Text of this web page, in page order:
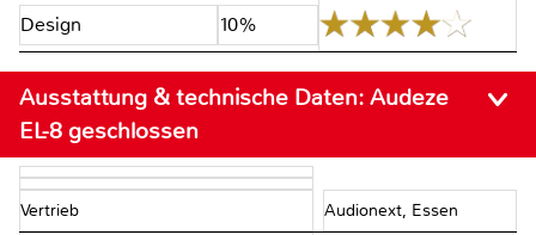
Design 10%
Ausstattung & technische Daten: Audeze
EL-8 geschlossen
Vertrieb Audionext, Essen